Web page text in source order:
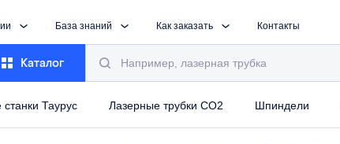
База знаний Как заказать Контакты
Каталог
Таурус Лазерные трубки CO2 Шпиндели